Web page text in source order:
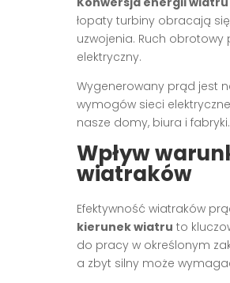
łopaty turbiny obracają
uzwojenia. Ruch
elektryczny.
Wygenerowany prąd jest
wymogów sieci
nasze domy, biura i fabryki.
Wpływ
wiatraków
Efektywność wiatraków
kierunek wiatru to
do pracy w określonym
a zbyt silny może